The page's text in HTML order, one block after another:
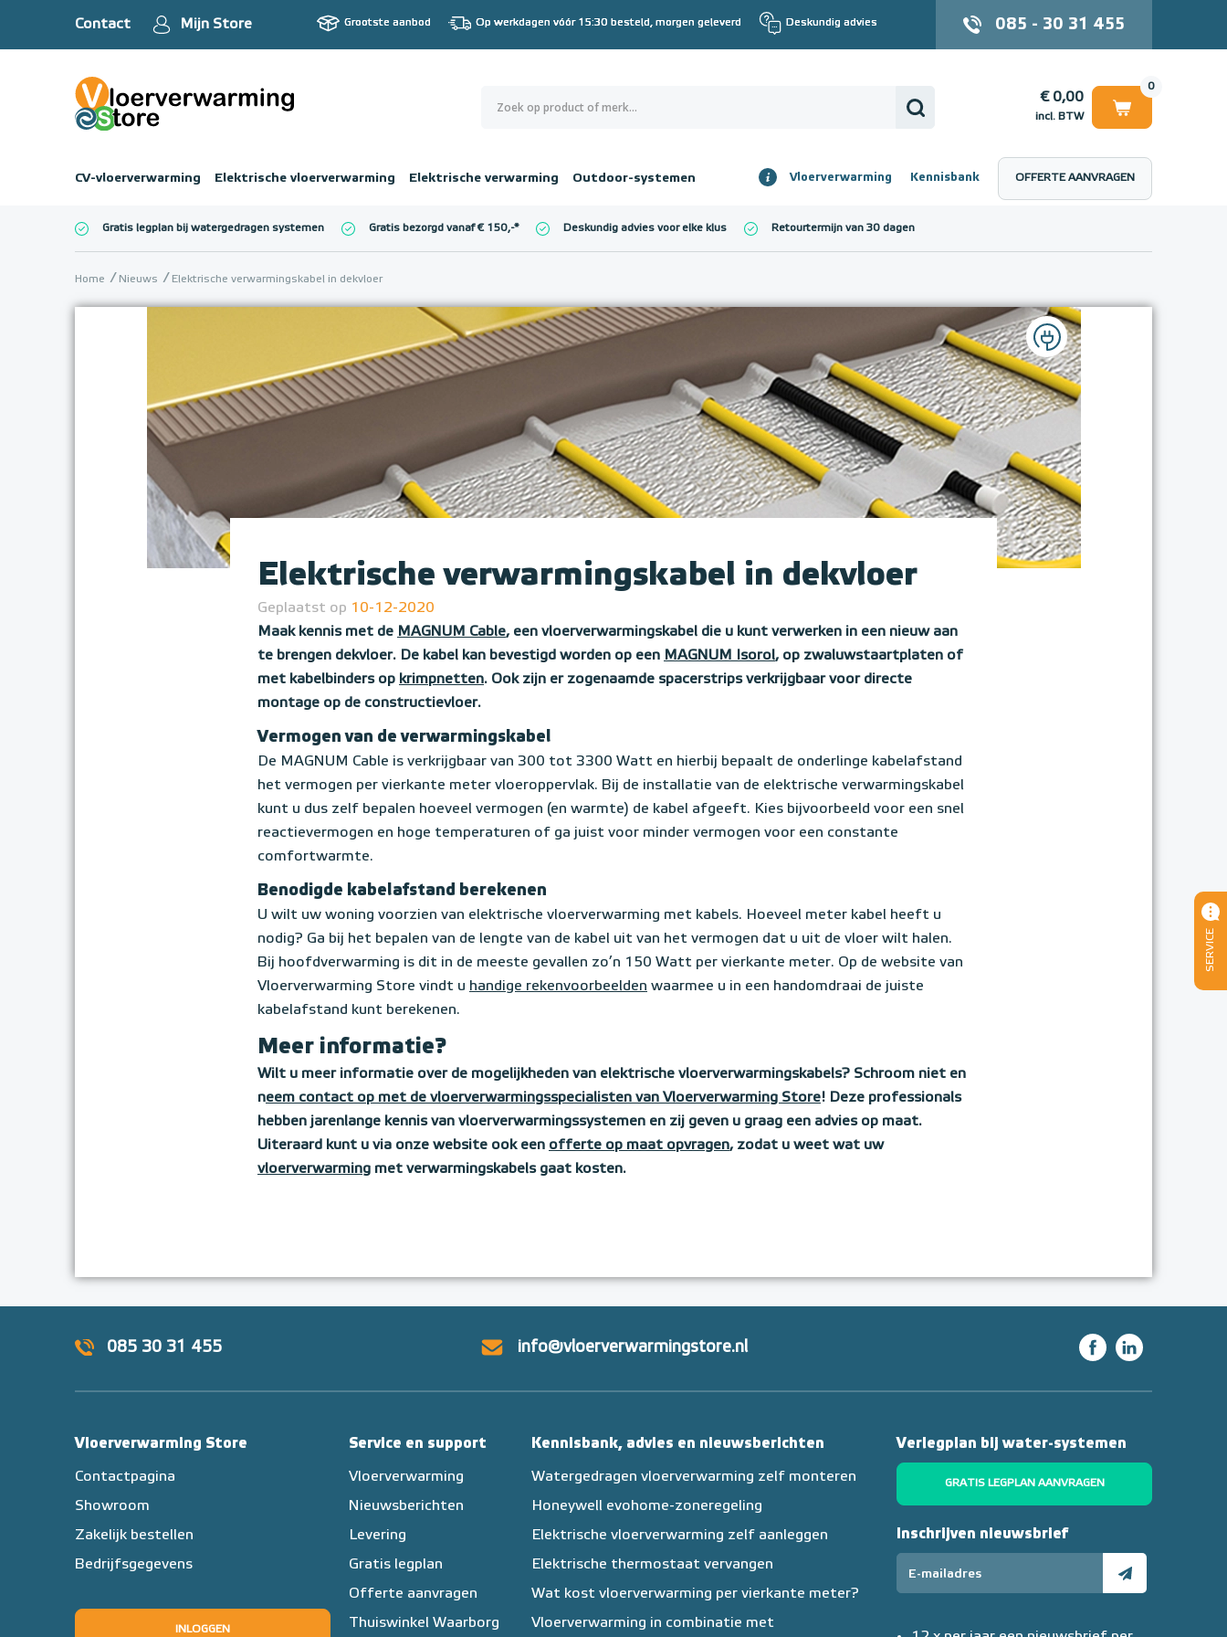
Contact Mijn Store Grootste aanbod Op werkdagen vóór 15:30 besteld, morgen geleverd Deskundig advies 085 - 30 31 455
0
€ 0,00
incl. BTW
€ 0,00
CV-vloerverwarming Elektrische vloerverwarming Elektrische verwarming Outdoor-systemen
€ 0,00 Vloerverwarming Kennisbank OFFERTE AANVRAGEN
Gratis legplan bij watergedragen systemen Gratis bezorgd vanaf € 150,-* Deskundig advies voor elke klus Retourtermijn van 30 dagen
Home Nieuws Elektrische verwarmingskabel in dekvloer
Elektrische verwarmingskabel in dekvloer
Geplaatst op 10-12-2020
Maak kennis met de MAGNUM Cable, een vloerverwarmingskabel die u kunt verwerken in een nieuw aan
te brengen dekvloer. De kabel kan bevestigd worden op een MAGNUM Isorol, op zwaluwstaartplaten of
met kabelbinders op krimpnetten. Ook zijn er zogenaamde spacerstrips verkrijgbaar voor directe
montage op de constructievloer.
Vermogen van de verwarmingskabel
De MAGNUM Cable is verkrijgbaar van 300 tot 3300 Watt en hierbij bepaalt de onderlinge kabelafstand
het vermogen per vierkante meter vloeroppervlak. Bij de installatie van de elektrische verwarmingskabel
kunt u dus zelf bepalen hoeveel vermogen (en warmte) de kabel afgeeft. Kies bijvoorbeeld voor een snel
reactievermogen en hoge temperaturen of ga juist voor minder vermogen voor een constante
comfortwarmte.
Benodigde kabelafstand berekenen
U wilt uw woning voorzien van elektrische vloerverwarming met kabels. Hoeveel meter kabel heeft u
nodig? Ga bij het bepalen van de lengte van de kabel uit van het vermogen dat u uit de vloer wilt halen.
Bij hoofdverwarming is dit in de meeste gevallen zo’n 150 Watt per vierkante meter. Op de website van
Vloerverwarming Store vindt u handige rekenvoorbeelden waarmee u in een handomdraai de juiste
kabelafstand kunt berekenen.
Meer informatie?
Wilt u meer informatie over de mogelijkheden van elektrische vloerverwarmingskabels? Schroom niet en
neem contact op met de vloerverwarmingsspecialisten van Vloerverwarming Store! Deze professionals
hebben jarenlange kennis van vloerverwarmingssystemen en zij geven u graag een advies op maat.
Uiteraard kunt u via onze website ook een offerte op maat opvragen, zodat u weet wat uw
vloerverwarming met verwarmingskabels gaat kosten.
085 30 31 455 info@vloerverwarmingstore.nl
Vloerverwarming Store
Contactpagina
Showroom
Zakelijk bestellen
Bedrijfsgegevens
INLOGGEN
Service en support
Vloerverwarming
Nieuwsberichten
Levering
Gratis legplan
Offerte aanvragen
Thuiswinkel Waarborg
Kennisbank, advies en nieuwsberichten
Watergedragen vloerverwarming zelf monteren
Honeywell evohome-zoneregeling
Elektrische vloerverwarming zelf aanleggen
Elektrische thermostaat vervangen
Wat kost vloerverwarming per vierkante meter?
Vloerverwarming in combinatie met
Verlegplan bij water-systemen
GRATIS LEGPLAN AANVRAGEN
Inschrijven nieuwsbrief
SERVICE